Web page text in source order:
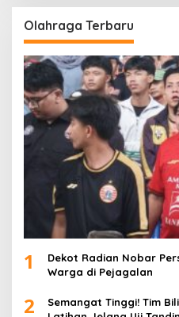
Olahraga Terbaru
1
Dekot Radian Nobar
Warga di Pejagalan
2
Semangat Tinggi! Tim